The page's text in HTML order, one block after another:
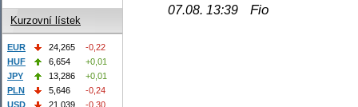
07.08. 13:39 Fio
Kurzovní lístek
EUR 24,265
-0,22
HUF
6,654
+0,01
JPY
13,286
+0,01
PLN
5,646
-0,24
USD
21,039 -0,30